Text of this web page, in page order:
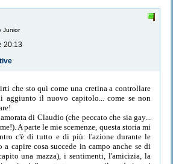
Junior
20:13
che sto qui come una cretina a controllare
aggiunto il nuovo capitolo... come se non
di Claudio (che peccato che sia gay...
A parte le mie scemenze, questa storia mi
c'è di tutto e di più: l'azione durante le
a capire cosa succede in campo anche se di
una mazza), i sentimenti, l'amicizia, la